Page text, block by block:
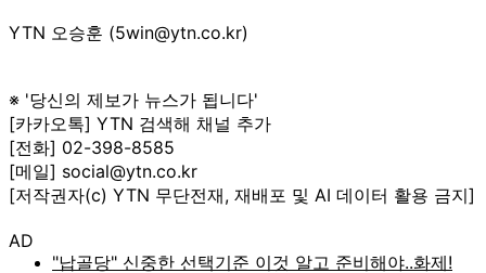
YTN 오승훈 (5win@ytn.co.kr)
※ '당신의 제보가 뉴스가 됩니다'
[카카오톡] YTN 검색해 채널 추가
[전화] 02-398-8585
[메일] social@ytn.co.kr
[저작권자(c) YTN 무단전재, 재배포 및 AI 데이터 활용 금지]
AD